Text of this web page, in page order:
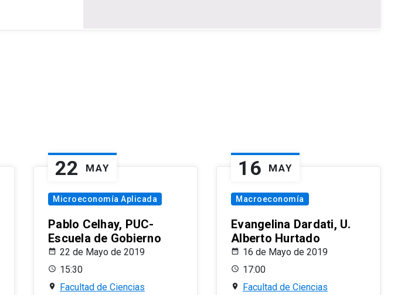
22 MAY
Microeconomía Aplicada
Pablo Celhay, PUC-
Escuela de Gobierno
22 de Mayo de 2019
15:30
Facultad de Ciencias
16 MAY
Macroeconomía
Evangelina Dardati, U.
Alberto Hurtado
16 de Mayo de 2019
17:00
Facultad de Ciencias